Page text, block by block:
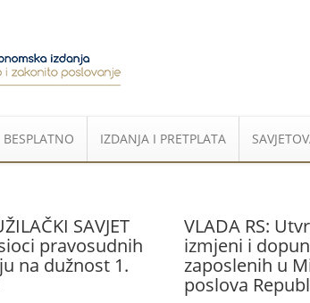
BESPLATNO IZDANJA I PRETPLATA
SAVJET
pravosudnih
na dužnost 1.
VLADA RS:
izmjeni i
zaposlenih u
poslova